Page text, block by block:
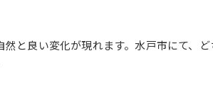
と良い変化が現れます。水戸市にて、